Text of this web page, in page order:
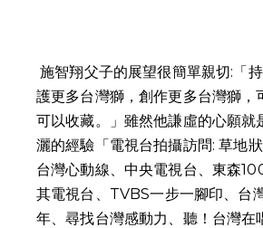
施智翔父子的展望很簡單親切:「持續努力製作、維
護更多台灣獅，創作更多台灣獅，
可以收藏。」雖然他謙虛的心願就
灑的經驗「電視台拍攝訪問: 草地狀
台灣心動線、中央電視台、東森
其電視台、TVBS一步一腳印、台
年、尋找台灣感動力、聽！台灣在